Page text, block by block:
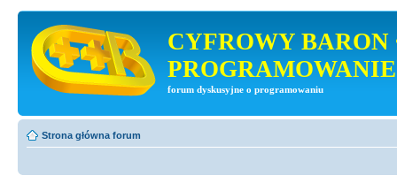
CYFROWY BARON
PROGRAMOWANIE
forum dyskusyjne o programowaniu
Strona główna forum